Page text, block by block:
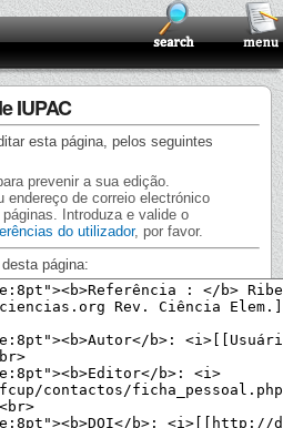
IUPAC
esta página, pelos seguintes
prevenir a sua edição.
endereço de correio electrónico
Introduza e valide o
do utilizador, por favor.
página: